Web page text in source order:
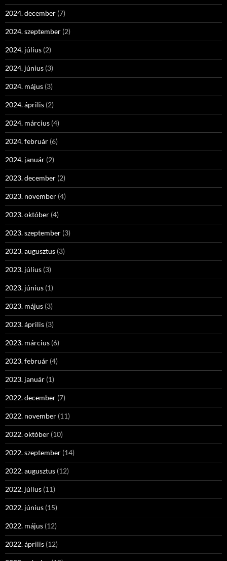
2024. december (7)
2024. szeptember (2)
2024. július (2)
2024. június (3)
2024. május (3)
2024. április (2)
2024. március (4)
2024. február (6)
2024. január (2)
2023. december (2)
2023. november (4)
2023. október (4)
2023. szeptember (3)
2023. augusztus (3)
2023. július (3)
2023. június (1)
2023. május (3)
2023. április (3)
2023. március (6)
2023. február (4)
2023. január (1)
2022. december (7)
2022. november (11)
2022. október (10)
2022. szeptember (14)
2022. augusztus (12)
2022. július (11)
2022. június (15)
2022. május (12)
2022. április (12)